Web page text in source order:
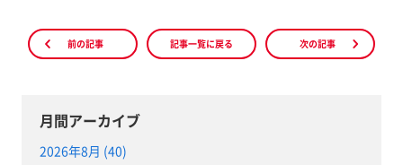
前の記事 記事一覧に戻る 次の記事
月間アーカイブ
2026年8月 (40)